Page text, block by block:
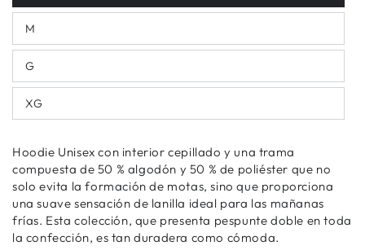
M
G
XG
Hoodie Unisex con interior cepillado y una trama
compuesta de 50 % algodón y 50 % de poliéster que no
solo evita la formación de motas, sino que proporciona
una suave sensación de lanilla ideal para las mañanas
frías. Esta colección, que presenta pespunte doble en toda
la confección, es tan duradera como cómoda.